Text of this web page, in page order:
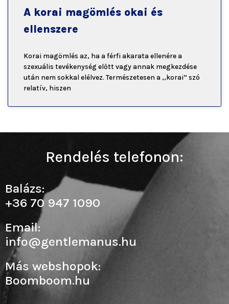
A korai magömlés okai és
ellenszere
Korai magömlés az, ha a férfi akarata ellenére a
szexuális tevékenység előtt vagy annak megkezdése
után nem sokkal elélvez. Természetesen a ,,korai” szó
relatív, hiszen
Rendelés telefonon:
Balázs:
+36 70 947 1090
Email:
info@gentlemanus.hu
Más webshopok:
Boomboom.hu